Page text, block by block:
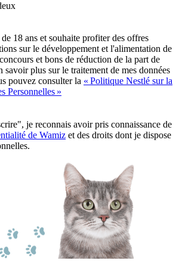
18 ans et souhaite profiter des offres
sur le développement et l'alimentation de
et bons de réduction de la part de
savoir plus sur le traitement de mes données
pouvez consulter la « Politique Nestlé sur la
Personnelles »
je reconnais avoir pris connaissance de
de Wamiz et des droits dont je dispose